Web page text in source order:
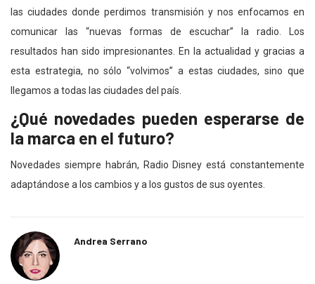
las ciudades donde perdimos transmisión y nos enfocamos en
comunicar las “nuevas formas de escuchar” la radio. Los
resultados han sido impresionantes. En la actualidad y gracias a
esta estrategia, no sólo “volvimos” a estas ciudades, sino que
llegamos a todas las ciudades del país.
¿Qué novedades pueden esperarse de
la marca en el futuro?
Novedades siempre habrán, Radio Disney está constantemente
adaptándose a los cambios y a los gustos de sus oyentes.
Andrea Serrano